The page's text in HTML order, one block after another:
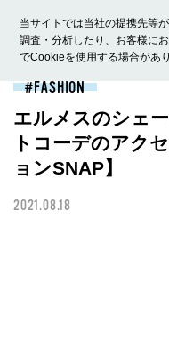
当サイトでは当社の提携先等
調査・分析したり、お客様に
でCookieを使用する場合があ
ホーム モデル募集
FASHION
エルメスのシェ
トコーデのアク
ョンSNAP】
2021.08.18